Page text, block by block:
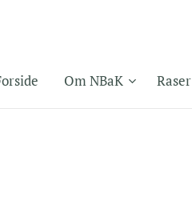
Om NBaK Raser